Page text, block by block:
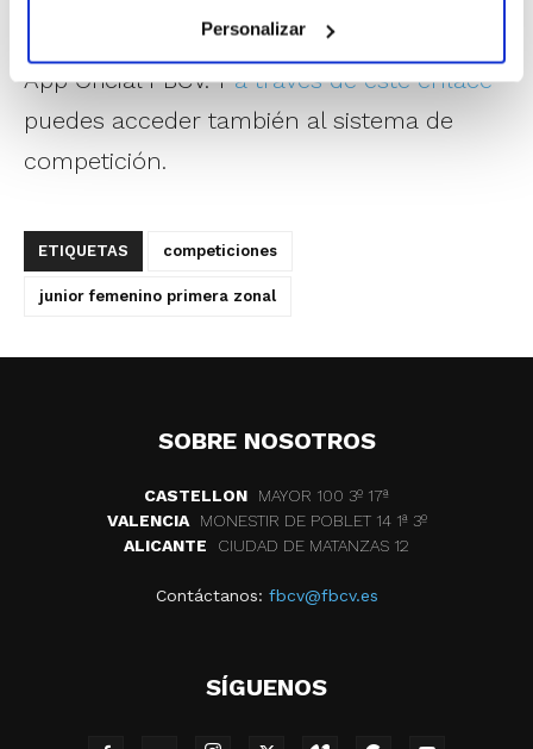
Personalizar
Sigue esta recta final de la 1ª Fase con la
App Oficial FBCV. Ya través de este enlace
puedes acceder también al sistema de
competición.
ETIQUETAS competiciones
junior femenino primera zonal
SOBRE NOSOTROS
CASTELLON
MAYOR 100 3º 17ª
VALENCIA
MONESTIR DE POBLET 14 1ª 3º
ALICANTE
CIUDAD DE MATANZAS 12
Contáctanos: fbcv@fbcv.es
SÍGUENOS